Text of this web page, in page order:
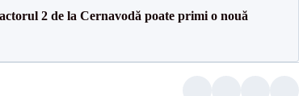
2 de la Cernavodă poate primi o nouă